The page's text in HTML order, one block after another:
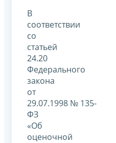
В
соответствии
со
статьей
24.20
Федерального
закона
от
29.07.1998 № 135-
ФЗ
«Об
оценочной